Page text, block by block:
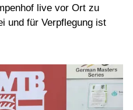
live vor Ort zu
und für Verpflegung ist